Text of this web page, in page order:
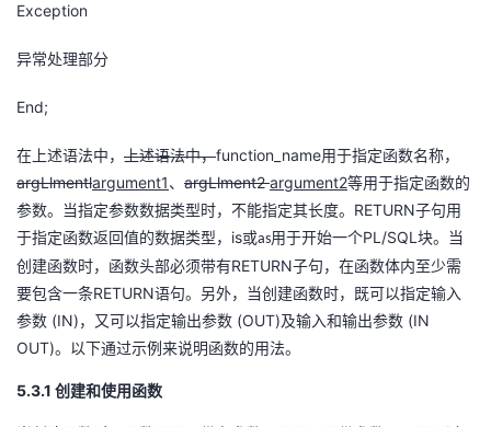
Exception
异常处理部分
End;
在上述语法中， 上述语法中，function_name用于指定函数名称，
argLlmentlargument1 、 argLlment2argument2等用于指定函数的
参数。当指定参数数据类型时，不能指定其长度。 RETURN子句用
于指定函数返回值的数据类型， is或as用于开始一个PL/SQL 块。当
创建函数时，函数头部必须带有RETURN子句，在函数体内至少需
要包含一条RETURN语句。另外，当创建函数时，既可以指定输入
参数 (IN) ，又可以指定输出参数 (OUT)及输入和输出参数 (IN
OUT)。以下通过示例来说明函数的用法。
5.3.1 创建和使用函数